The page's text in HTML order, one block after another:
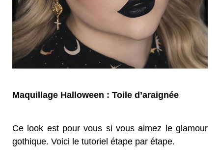
Maquillage Halloween : Toile d’araignée
Ce look est pour vous si vous aimez le glamour
gothique. Voici le tutoriel étape par étape.